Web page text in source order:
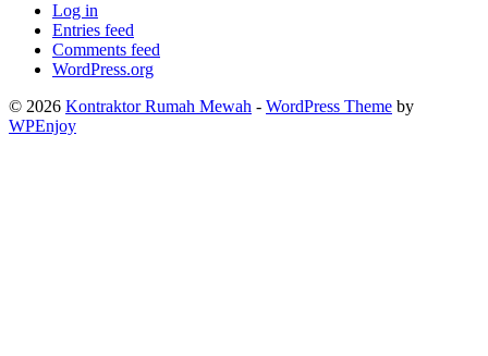
Log in
Entries feed
Comments feed
WordPress.org
© 2026 Kontraktor Rumah Mewah - WordPress Theme by
WPEnjoy